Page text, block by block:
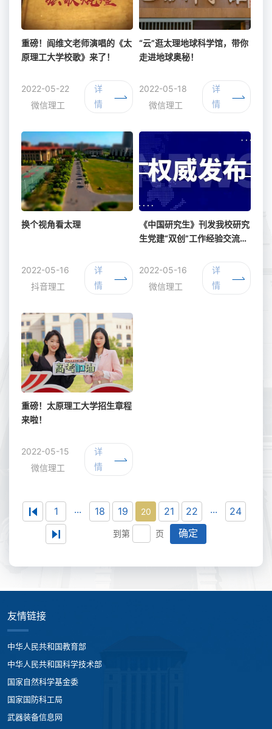
重磅！阎维文老师演唱的《太
原理工大学校歌》来了！
2022-05-22
微信理工
详
情
“云”逛太理地球科学馆，带你
走进地球奥秘！
2022-05-18
微信理工
详
情
换个视角看太理
2022-05-16
抖音理工
详
情
《中国研究生》刊发我校研究
生党建“双创”工作经验交流材
2022-05-16
微信理工
详
情
重磅！太原理工大学招生章程
来啦！
2022-05-15
微信理工
详
情
1 ... 18 19 20 21 22 ... 24
到第 页 确定
友情链接
中华人民共和国教育部
中华人民共和国科学技术部
国家自然科学基金委
国家国防科工局
武器装备信息网